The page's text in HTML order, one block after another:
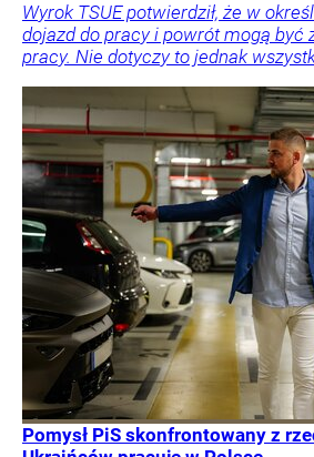
Wyrok TSUE potwierdził, że w
dojazd do pracy i powrót mogą być
pracy. Nie dotyczy to jednak
Pomysł PiS skonfrontowany z